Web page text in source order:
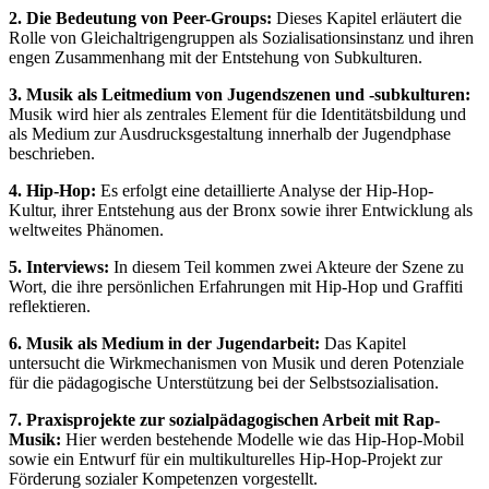
2. Die Bedeutung von Peer-Groups: Dieses Kapitel erläutert die
Rolle von Gleichaltrigengruppen als Sozialisationsinstanz und ihren
engen Zusammenhang mit der Entstehung von Subkulturen.
3. Musik als Leitmedium von Jugendszenen und -subkulturen:
Musik wird hier als zentrales Element für die Identitätsbildung und
als Medium zur Ausdrucksgestaltung innerhalb der Jugendphase
beschrieben.
4. Hip-Hop: Es erfolgt eine detaillierte Analyse der Hip-Hop-
Kultur, ihrer Entstehung aus der Bronx sowie ihrer Entwicklung als
weltweites Phänomen.
5. Interviews: In diesem Teil kommen zwei Akteure der Szene zu
Wort, die ihre persönlichen Erfahrungen mit Hip-Hop und Graffiti
reflektieren.
6. Musik als Medium in der Jugendarbeit: Das Kapitel
untersucht die Wirkmechanismen von Musik und deren Potenziale
für die pädagogische Unterstützung bei der Selbstsozialisation.
7. Praxisprojekte zur sozialpädagogischen Arbeit mit Rap-
Musik: Hier werden bestehende Modelle wie das Hip-Hop-Mobil
sowie ein Entwurf für ein multikulturelles Hip-Hop-Projekt zur
Förderung sozialer Kompetenzen vorgestellt.